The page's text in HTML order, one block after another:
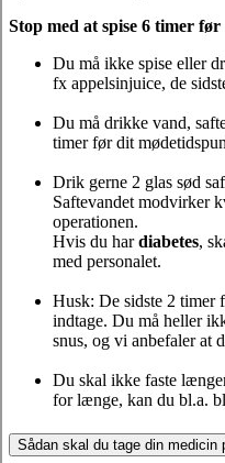
Stop med at spise 6 timer
Du må ikke spise eller
fx appelsinjuice, de
Du må drikke vand,
timer før dit
Drik gerne 2 glas sød
Saftevandet modvirker
operationen.
Hvis du hardiabetes,
med personalet.
Husk: De sidste 2 timer
indtage. Du må heller
snus, og vi anbefaler at
Du skal ikke faste
for længe, kan du bl.a.
Sådan skal du tage din medicin